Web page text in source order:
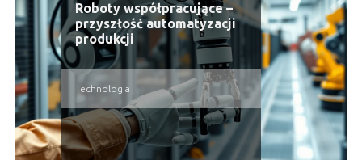
Roboty współpracujące –
przyszłość automatyzacji
produkcji
Technologia